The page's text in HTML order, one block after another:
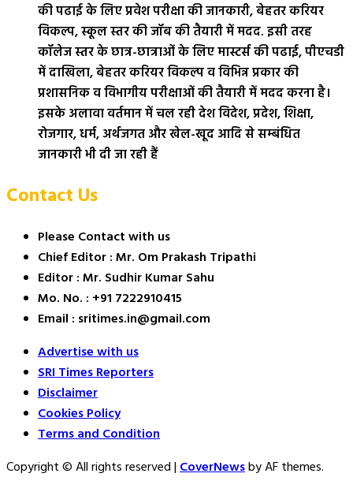
की पढाई के लिए प्रवेश परीक्षा की जानकारी, बेहतर करियर
विकल्प, स्कूल स्तर की जॉब की तैयारी में मदद. इसी तरह
कॉलेज स्तर के छात्र-छात्राओं के लिए मास्टर्स की पढाई, पीएचडी
में दाखिला, बेहतर करियर विकल्प व विभिन्न प्रकार की
प्रशासनिक व विभागीय परीक्षाओं की तैयारी में मदद करना है।
इसके अलावा वर्तमान में चल रही देश विदेश, प्रदेश, शिक्षा,
रोजगार, धर्म, अर्थजगत और खेल-खूद आदि से सम्बंधित
जानकारी भी दी जा रही हैं
Contact Us
Please Contact with us
Chief Editor : Mr. Om Prakash Tripathi
Editor : Mr. Sudhir Kumar Sahu
Mo. No. : +91 7222910415
Email : sritimes.in@gmail.com
Advertise with us
SRI Times Reporters
Disclaimer
Cookies Policy
Terms and Condition
Copyright © All rights reserved|CoverNewsby AF themes.